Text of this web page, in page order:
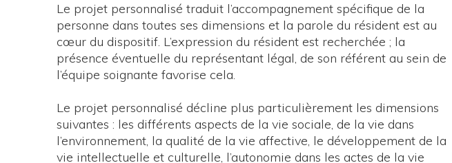
Le projet personnalisé traduit l’accompagnement spécifique de la
personne dans toutes ses dimensions et la parole du résident est au
cœur du dispositif. L’expression du résident est recherchée ; la
présence éventuelle du représentant légal, de son référent au sein de
l’équipe soignante favorise cela.
Le projet personnalisé décline plus particulièrement les dimensions
suivantes : les différents aspects de la vie sociale, de la vie dans
l’environnement, la qualité de la vie affective, le développement de la
vie intellectuelle et culturelle, l’autonomie dans les actes de la vie